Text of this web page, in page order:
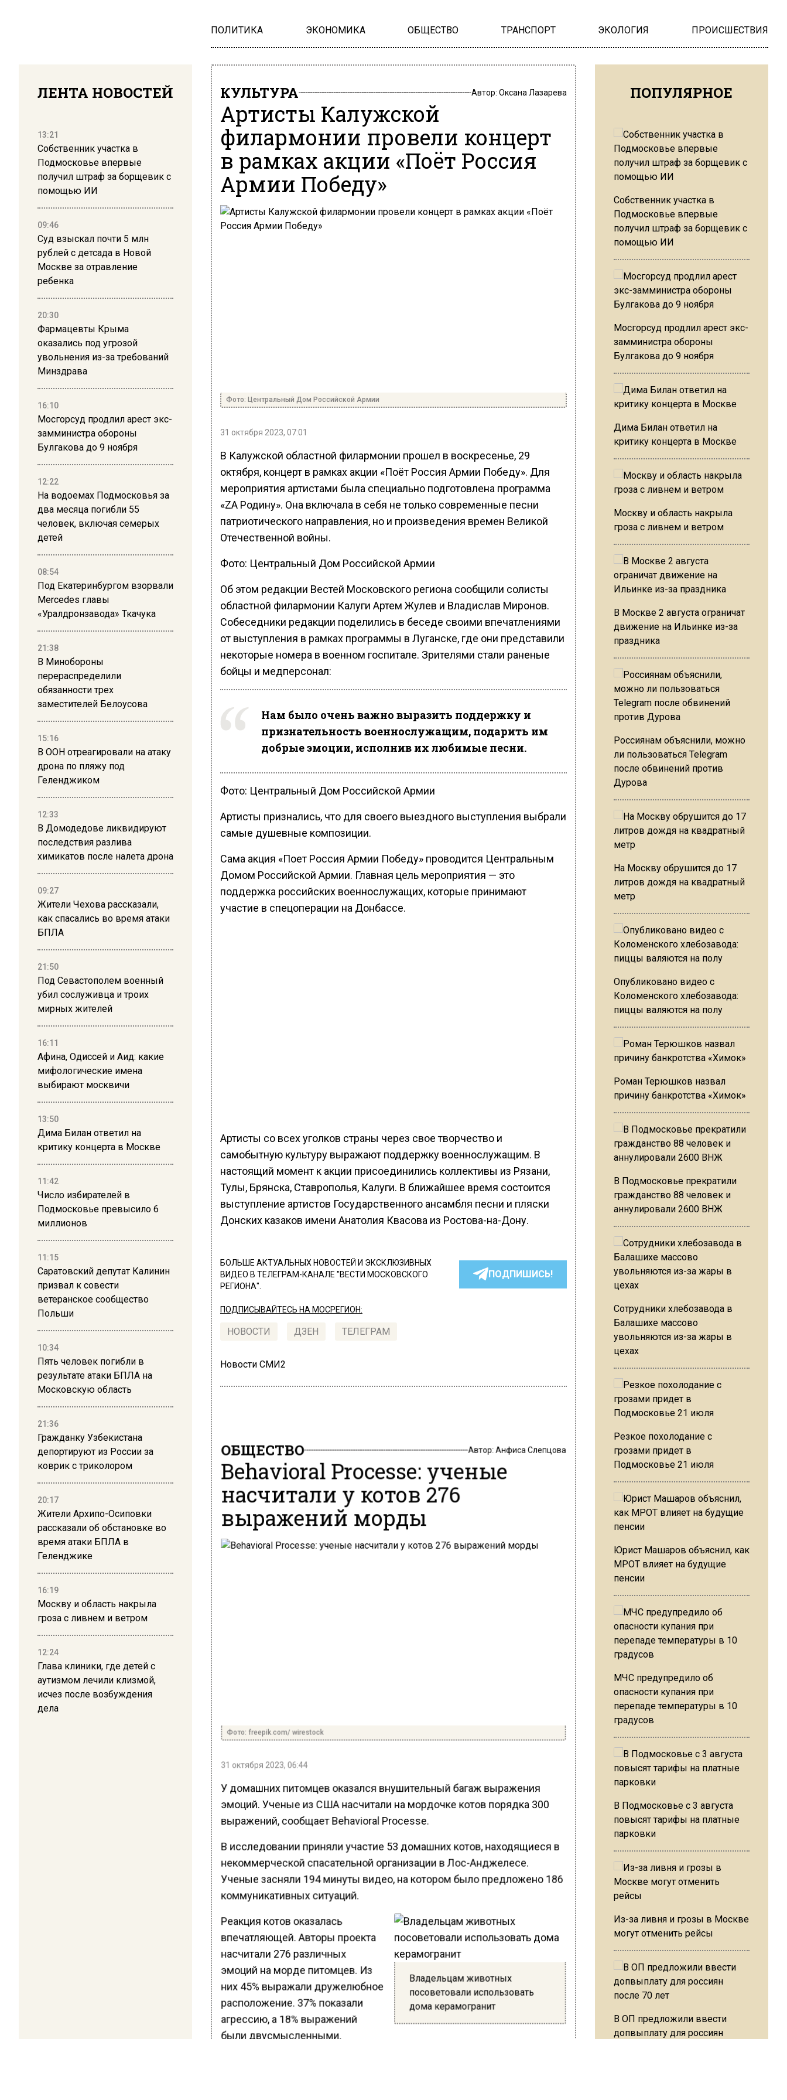
ПОЛИТИКА ЭКОНОМИКА ОБЩЕСТВО ТРАНСПОРТ ЭКОЛОГИЯ ПРОИСШЕСТВИЯ
ЛЕНТА НОВОСТЕЙ
13:21
Собственник участка в
Подмосковье впервые
получил штраф за борщевик с
помощью ИИ
09:46
Суд взыскал почти 5 млн
рублей с детсада в Новой
Москве за отравление
ребенка
20:30
Фармацевты Крыма
оказались под угрозой
увольнения из-за требований
Минздрава
16:10
Мосгорсуд продлил арест экс-
замминистра обороны
Булгакова до 9 ноября
12:22
На водоемах Подмосковья за
два месяца погибли 55
человек, включая семерых
детей
08:54
Под Екатеринбургом взорвали
Mercedes главы
«Уралдронзавода» Ткачука
21:38
В Минобороны
перераспределили
обязанности трех
заместителей Белоусова
15:16
В ООН отреагировали на атаку
дрона по пляжу под
Геленджиком
12:33
В Домодедове ликвидируют
последствия разлива
химикатов после налета дрона
09:27
Жители Чехова рассказали,
как спасались во время атаки
БПЛА
21:50
Под Севастополем военный
убил сослуживца и троих
мирных жителей
16:11
Афина, Одиссей и Аид: какие
мифологические имена
выбирают москвичи
13:50
Дима Билан ответил на
критику концерта в Москве
11:42
Число избирателей в
Подмосковье превысило 6
миллионов
11:15
Саратовский депутат Калинин
призвал к совести
ветеранское сообщество
Польши
10:34
Пять человек погибли в
результате атаки БПЛА на
Московскую область
21:36
Гражданку Узбекистана
депортируют из России за
коврик с триколором
20:17
Жители Архипо-Осиповки
рассказали об обстановке во
время атаки БПЛА в
Геленджике
16:19
Москву и область накрыла
гроза с ливнем и ветром
12:24
Глава клиники, где детей с
аутизмом лечили клизмой,
исчез после возбуждения
дела
КУЛЬТУРА Автор: Оксана Лазарева
Артисты Калужской
филармонии провели концерт
в рамках акции «Поёт Россия
Армии Победу»
Фото: Центральный Дом Российской Армии
31 октября 2023, 07:01
В Калужской областной филармонии прошел в воскресенье, 29
октября, концерт в рамках акции «Поёт Россия Армии Победу». Для
мероприятия артистами была специально подготовлена программа
«ZA Родину». Она включала в себя не только современные песни
патриотического направления, но и произведения времен Великой
Отечественной войны.
Фото: Центральный Дом Российской Армии
Об этом редакции Вестей Московского региона сообщили солисты
областной филармонии Калуги Артем Жулев и Владислав Миронов.
Собеседники редакции поделились в беседе своими впечатлениями
от выступления в рамках программы в Луганске, где они представили
некоторые номера в военном госпитале. Зрителями стали раненые
бойцы и медперсонал:
Нам было очень важно выразить поддержку и
признательность военнослужащим, подарить им
добрые эмоции, исполнив их любимые песни.
Фото: Центральный Дом Российской Армии
Артисты признались, что для своего выездного выступления выбрали
самые душевные композиции.
Сама акция «Поет Россия Армии Победу» проводится Центральным
Домом Российской Армии. Главная цель мероприятия — это
поддержка российских военнослужащих, которые принимают
участие в спецоперации на Донбассе.
Артисты со всех уголков страны через свое творчество и
самобытную культуру выражают поддержку военнослужащим. В
настоящий момент к акции присоединились коллективы из Рязани,
Тулы, Брянска, Ставрополья, Калуги. В ближайшее время состоится
выступление артистов Государственного ансамбля песни и пляски
Донских казаков имени Анатолия Квасова из Ростова-на-Дону.
БОЛЬШЕ АКТУАЛЬНЫХ НОВОСТЕЙ И ЭКСКЛЮЗИВНЫХ
ВИДЕО В ТЕЛЕГРАМ-КАНАЛЕ "ВЕСТИ МОСКОВСКОГО
РЕГИОНА".
ПОДПИШИСЬ!
ПОДПИСЫВАЙТЕСЬ НА МОСРЕГИОН:
НОВОСТИ ДЗЕН ТЕЛЕГРАМ
Новости СМИ2
ОБЩЕСТВО Автор: Анфиса Слепцова
Behavioral Processe: ученые
насчитали у котов 276
выражений морды
Фото: freepik.com/ wirestock
31 октября 2023, 06:44
У домашних питомцев оказался внушительный багаж выражения
эмоций. Ученые из США насчитали на мордочке котов порядка 300
выражений, сообщает Behavioral Processe.
В исследовании приняли участие 53 домашних котов, находящиеся в
некоммерческой спасательной организации в Лос-Анджелесе.
Ученые засняли 194 минуты видео, на котором было предложено 186
коммуникативных ситуаций.
Владельцам животных
посоветовали использовать
дома керамогранит
Реакция котов оказалась
впечатляющей. Авторы проекта
насчитали 276 различных
эмоций на морде питомцев. Из
них 45% выражали дружелюбное
расположение. 37% показали
агрессию, а 18% выражений
были двусмысленными.
ПОПУЛЯРНОЕ
Собственник участка в
Подмосковье впервые
получил штраф за борщевик с
помощью ИИ
Мосгорсуд продлил арест экс-
замминистра обороны
Булгакова до 9 ноября
Дима Билан ответил на
критику концерта в Москве
Москву и область накрыла
гроза с ливнем и ветром
В Москве 2 августа ограничат
движение на Ильинке из-за
праздника
Россиянам объяснили, можно
ли пользоваться Telegram
после обвинений против
Дурова
На Москву обрушится до 17
литров дождя на квадратный
метр
Опубликовано видео с
Коломенского хлебозавода:
пиццы валяются на полу
Роман Терюшков назвал
причину банкротства «Химок»
В Подмосковье прекратили
гражданство 88 человек и
аннулировали 2600 ВНЖ
Сотрудники хлебозавода в
Балашихе массово
увольняются из-за жары в
цехах
Резкое похолодание с
грозами придет в
Подмосковье 21 июля
Юрист Машаров объяснил, как
МРОТ влияет на будущие
пенсии
МЧС предупредило об
опасности купания при
перепаде температуры в 10
градусов
В Подмосковье с 3 августа
повысят тарифы на платные
парковки
Из-за ливня и грозы в Москве
могут отменить рейсы
В ОП предложили ввести
допвыплату для россиян